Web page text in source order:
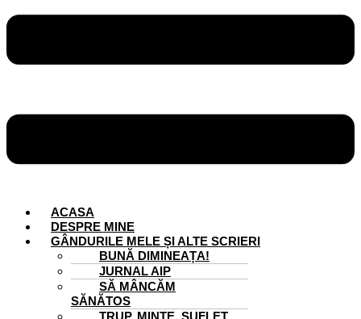
ACASA
DESPRE MINE
GÂNDURILE MELE ȘI ALTE SCRIERI
BUNĂ DIMINEAȚA!
JURNAL AIP
SĂ MÂNCĂM
SĂNĂTOS